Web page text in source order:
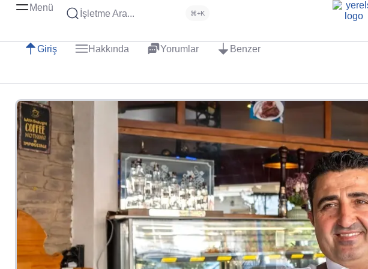
Menü
İşletme Ara... ⌘+K
Giriş Hakkında Yorumlar Benzer